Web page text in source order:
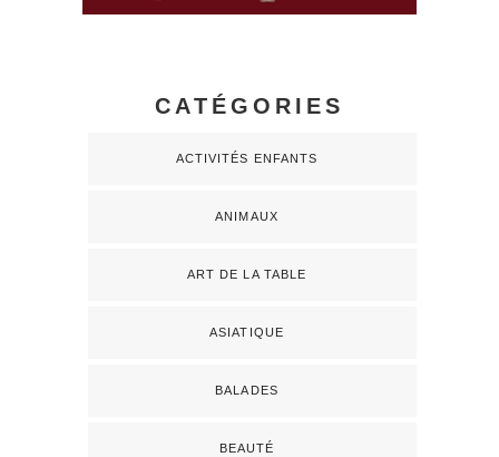
CATÉGORIES
ACTIVITÉS ENFANTS
ANIMAUX
ART DE LA TABLE
ASIATIQUE
BALADES
BEAUTÉ